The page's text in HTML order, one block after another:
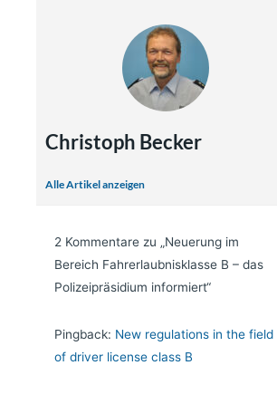
Christoph Becker
Alle Artikel anzeigen
2 Kommentare zu „Neuerung im
Bereich Fahrerlaubnisklasse B – das
Polizeipräsidium informiert“
Pingback: New regulations in the field
of driver license class B